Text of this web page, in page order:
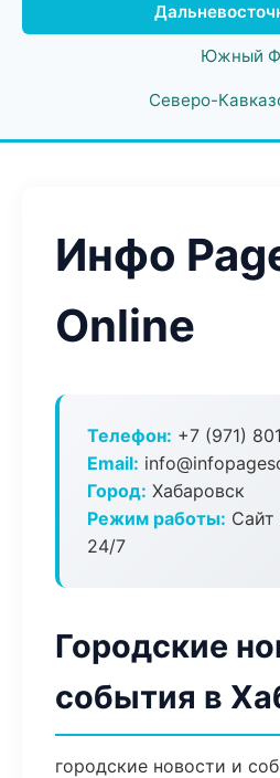
Южный
Северо-
Инфо
Online
Телефон: +7 (971)
Email:
Город: Хабаровск
Режим работы: Сайт
24/7
Городские
события в
городские новости и